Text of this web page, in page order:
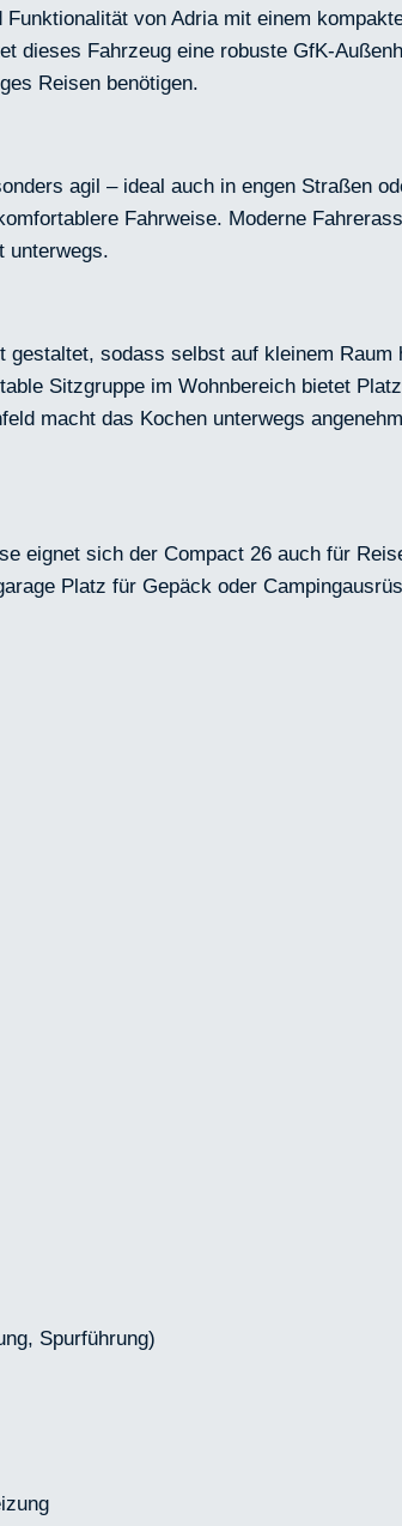
von Adria mit einem
dieses Fahrzeug eine robuste GfK-
Reisen benötigen.
agil – ideal auch in engen Straßen
Fahrweise. Moderne
unterwegs.
sodass selbst auf kleinem
Sitzgruppe im Wohnbereich bietet
macht das Kochen unterwegs
eignet sich der Compact 26 auch für
Platz für Gepäck oder
Spurführung)